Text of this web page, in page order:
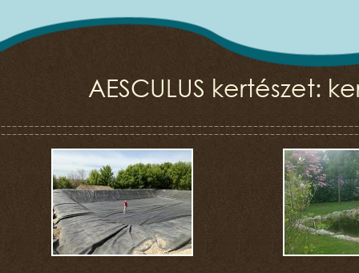
AESCULUS kertészet: